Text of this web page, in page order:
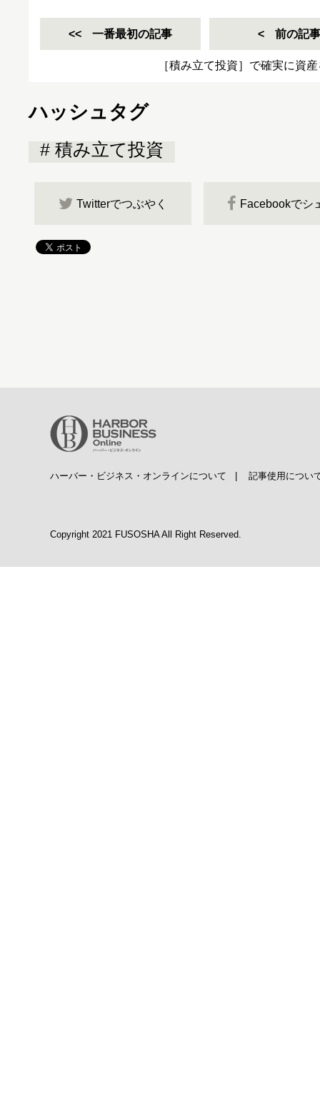
一番最初の記事 前の記事
［積み立て投資］で確実に資
ハッシュタグ
積み立て投資
Twitterでつぶやく Facebookでシ
ハーバー・ビジネス・オンラインについて 記事使用につい
Copyright 2021 FUSOSHA All Right Reserved.